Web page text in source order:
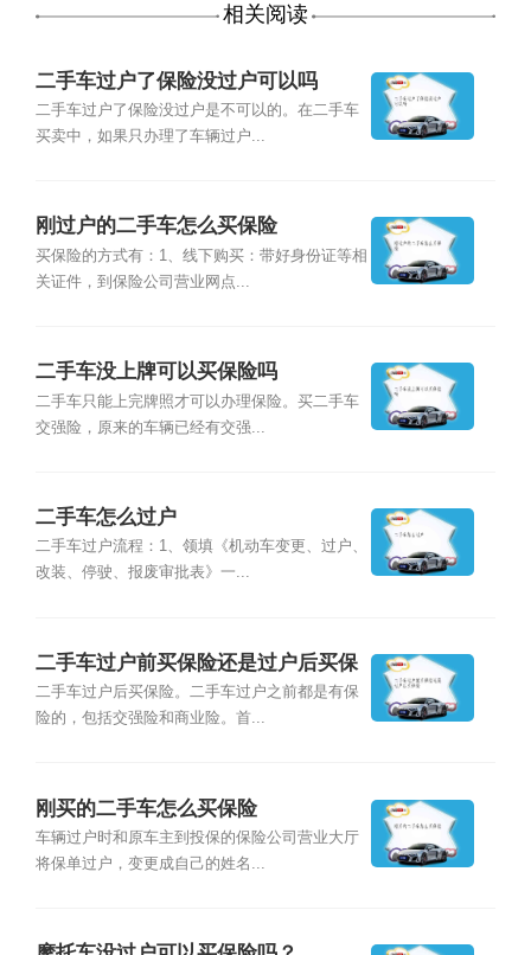
相关阅读
二手车过户了保险没过户可以吗
二手车过户了保险没过户是不可以的。在二手车
买卖中，如果只办理了车辆过户...
刚过户的二手车怎么买保险
买保险的方式有：1、线下购买：带好身份证等相
关证件，到保险公司营业网点...
二手车没上牌可以买保险吗
二手车只能上完牌照才可以办理保险。买二手车
交强险，原来的车辆已经有交强...
二手车怎么过户
二手车过户流程：1、领填《机动车变更、过户、
改装、停驶、报废审批表》一...
二手车过户前买保险还是过户后买保
险
二手车过户后买保险。二手车过户之前都是有保
险的，包括交强险和商业险。首...
刚买的二手车怎么买保险
车辆过户时和原车主到投保的保险公司营业大厅
将保单过户，变更成自己的姓名...